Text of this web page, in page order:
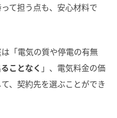
て担う点も、安心材料で
「電気の質や停電の有無
ことなく 」、電気料金の価
、契約先を選ぶことができ